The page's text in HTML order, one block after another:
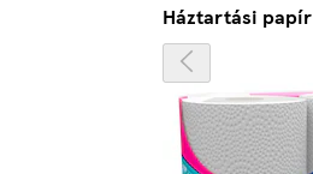
Háztartási papír